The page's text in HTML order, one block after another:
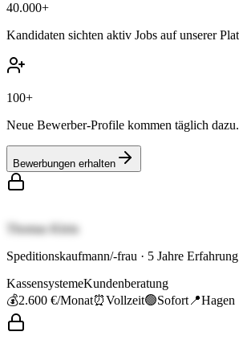
40.000+
Kandidaten sichten aktiv Jobs auf unserer
100+
Neue Bewerber-Profile kommen täglich dazu.
Bewerbungen erhalten
Thomas Klein
Speditionskaufmann/-frau · 5 Jahre Erfahrung
KassensystemeKundenberatung
💰2.600 €/Monat⏰Vollzeit🟢Sofort 📍Hagen